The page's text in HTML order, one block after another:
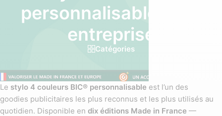
personnalisable pour
entreprise
Catégories
Le stylo 4 couleurs BIC® personnalisable est l’un des
goodies publicitaires les plus reconnus et les plus utilisés au
quotidien. Disponible en dix éditions Made in France —